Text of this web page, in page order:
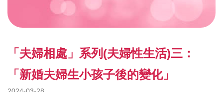
「夫婦相處」系列(夫婦性生活)三：
「新婚夫婦生小孩子後的變化」